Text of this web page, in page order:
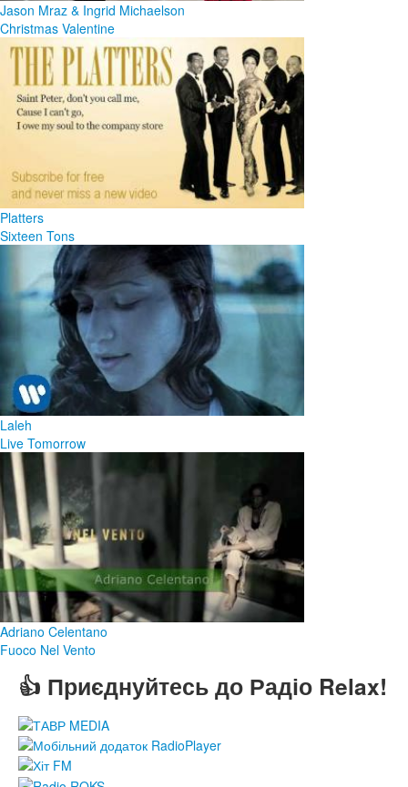
Jason Mraz & Ingrid Michaelson
Christmas Valentine
Platters
Sixteen Tons
Laleh
Live Tomorrow
Adriano Celentano
Fuoco Nel Vento
👍 Приєднуйтесь до Радіо Relax!